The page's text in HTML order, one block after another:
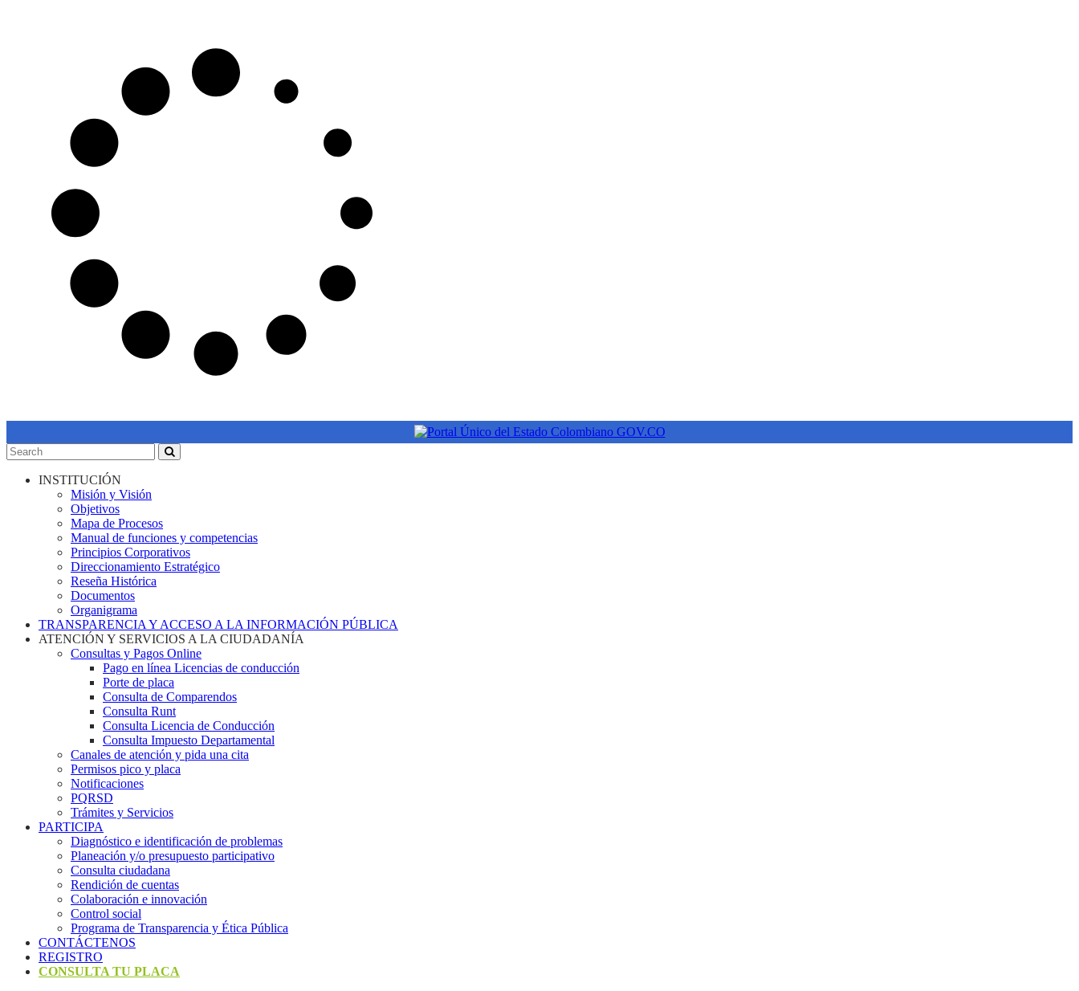
INSTITUCIÓN
Misión y Visión
Objetivos
Mapa de Procesos
Manual de funciones y competencias
Principios Corporativos
Direccionamiento Estratégico
Reseña Histórica
Documentos
Organigrama
TRANSPARENCIA Y ACCESO A LA INFORMACIÓN PÚBLICA
ATENCIÓN Y SERVICIOS A LA CIUDADANÍA
Consultas y Pagos Online
Pago en línea Licencias de conducción
Porte de placa
Consulta de Comparendos
Consulta Runt
Consulta Licencia de Conducción
Consulta Impuesto Departamental
Canales de atención y pida una cita
Permisos pico y placa
Notificaciones
PQRSD
Trámites y Servicios
PARTICIPA
Diagnóstico e identificación de problemas
Planeación y/o presupuesto participativo​
Consulta ciudadana
Rendición de cuentas
Colaboración e innovación
Control social
Programa de Transparencia y Ética Pública
CONTÁCTENOS
REGISTRO
CONSULTA TU PLACA